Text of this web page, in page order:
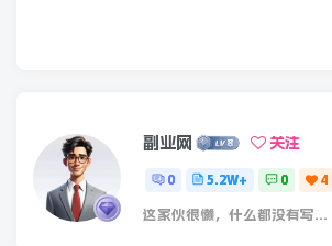
副业网 关注
0 5.2W+ 0 4
这家伙很懒，什么都没有写...